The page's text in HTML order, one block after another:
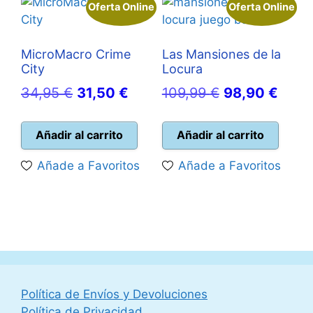
Oferta Online
MicroMacro Crime
City
34,95€ El
original
era:
34,95 €.
31,50 €
es:
31,50 €.
Añadir al carrito
Añade a Favoritos
Oferta Online
Las Mansiones de la
Locura
109,99€ El
original
era:
109,99 €.
98,90 €El
es:
Añadir al carrito
Añade a Favoritos
Política de Envíos y Devoluciones